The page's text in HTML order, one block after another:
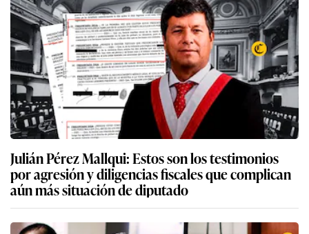
Julián Pérez Mallqui: Estos son los testimonios
por agresión y diligencias fiscales que complican
aún más situación de diputado